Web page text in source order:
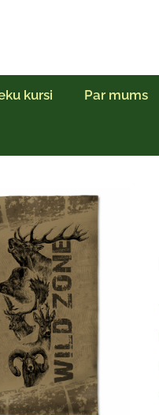
kursi Par mums